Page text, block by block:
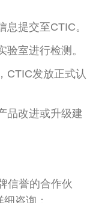
息提交至CTIC。
验室进行检测。
CTIC发放正式认
品改进或升级建
信誉的合作伙
咨询：